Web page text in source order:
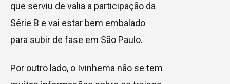
que serviu de valia a participação da
Série B e vai estar bem embalado
para subir de fase em São Paulo.
Por outro lado, o Ivinhema não se tem